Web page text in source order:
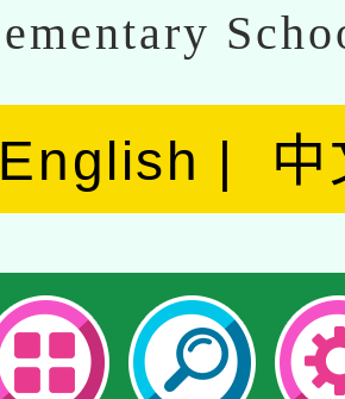
ementary
English 中